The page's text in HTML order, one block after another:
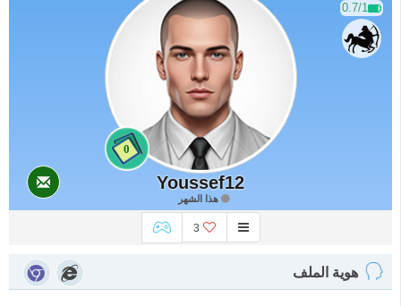
0.7/1
0
Youssef12
هذا الشهر
3
هوية الملف